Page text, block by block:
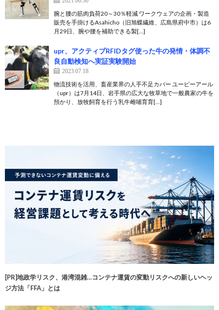
腕と腰の筋肉負荷20～30％軽減 ワークウェアの企画・製造
販売を手掛けるAsahicho（旧旭蝶繊維、広島県府中市）は6
月29日、腕や腰を補助できる製[…]
upr、アクティブRFIDタグ使った牛の発情・体調不
良自動検知へ実証実験開始
2023.07.18
物流技術を活用、畜産業界の人手不足カバー ユーピーアール
（upr）は7月14日、岩手県の広大な牧草地で一般農家の牛を
預かり、放牧飼育を行う乳牛雌哺育育[…]
[PR]地政学リスク、港湾混雑…コンテナ運賃の変動リスクへの新しいヘッ
ジ方法「FFA」とは